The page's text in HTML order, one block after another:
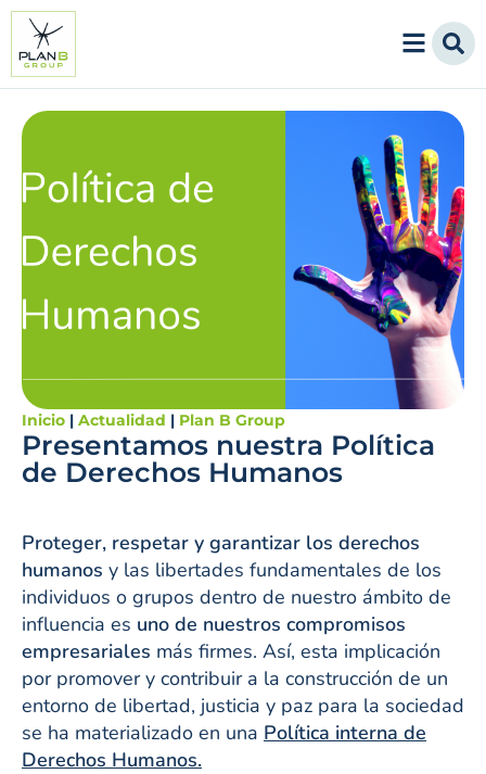
Inicio | Actualidad | Plan B Group
Presentamos nuestra Política
de Derechos Humanos
Proteger, respetar y garantizar los derechos
humanos y las libertades fundamentales de los
individuos o grupos dentro de nuestro ámbito de
influencia es uno de nuestros compromisos
empresariales más firmes. Así, esta implicación
por promover y contribuir a la construcción de un
entorno de libertad, justicia y paz para la sociedad
se ha materializado en una Política interna de
Derechos Humanos.